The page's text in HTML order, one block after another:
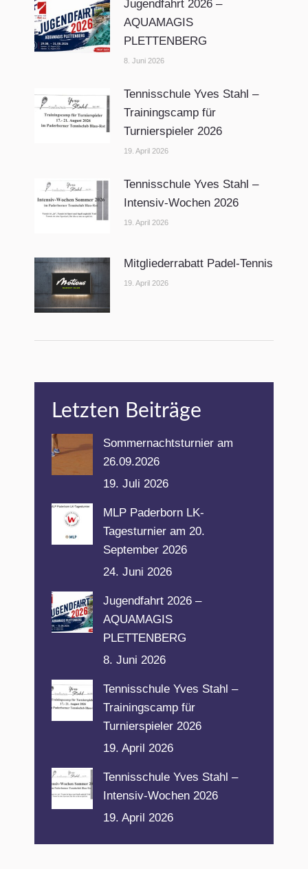
Jugendfahrt 2026 –
AQUAMAGIS
PLETTENBERG
8. Juni 2026
Tennisschule Yves Stahl –
Trainingscamp für
Turnierspieler 2026
19. April 2026
Tennisschule Yves Stahl –
Intensiv-Wochen 2026
19. April 2026
Mitgliederrabatt Padel-Tennis
19. April 2026
Letzten Beiträge
Sommernachtsturnier am
26.09.2026
19. Juli 2026
MLP Paderborn LK-
Tagesturnier am 20.
September 2026
24. Juni 2026
Jugendfahrt 2026 –
AQUAMAGIS
PLETTENBERG
8. Juni 2026
Tennisschule Yves Stahl –
Trainingscamp für
Turnierspieler 2026
19. April 2026
Tennisschule Yves Stahl –
Intensiv-Wochen 2026
19. April 2026